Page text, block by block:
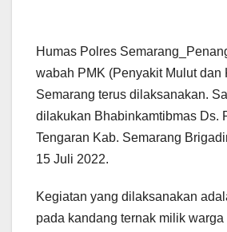
Humas Polres
wabah PMK (Penyakit Mulut dan
Semarang terus dilaksanakan.
dilakukan Bhabinkamtibmas Ds.
Tengaran Kab. Semarang
15 Juli 2022.
Kegiatan yang dilaksanakan
pada kandang ternak milik